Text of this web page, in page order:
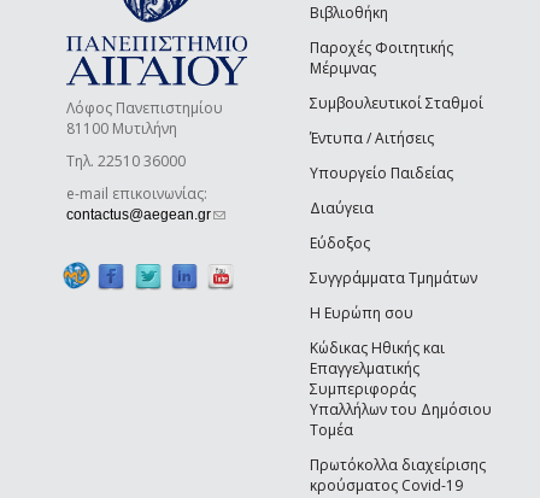
Λόφος Πανεπιστημίου
81100 Μυτιλήνη
Τηλ. 22510 36000
e-mail επικοινωνίας:
contactus@aegean.gr(link sends e-mail)
Βιβλιοθήκη
Παροχές Φοιτητικής
Μέριμνας
Συμβουλευτικοί Σταθμοί
Έντυπα / Αιτήσεις
Υπουργείο Παιδείας
Διαύγεια
Εύδοξος
Συγγράμματα Τμημάτων
Η Ευρώπη σου
Κώδικας Ηθικής και
Επαγγελματικής
Συμπεριφοράς
Υπαλλήλων του Δημόσιου
Τομέα
Πρωτόκολλα διαχείρισης
κρούσματος Covid-19